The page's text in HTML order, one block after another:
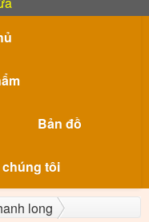
Bản đồ
chúng tôi
long